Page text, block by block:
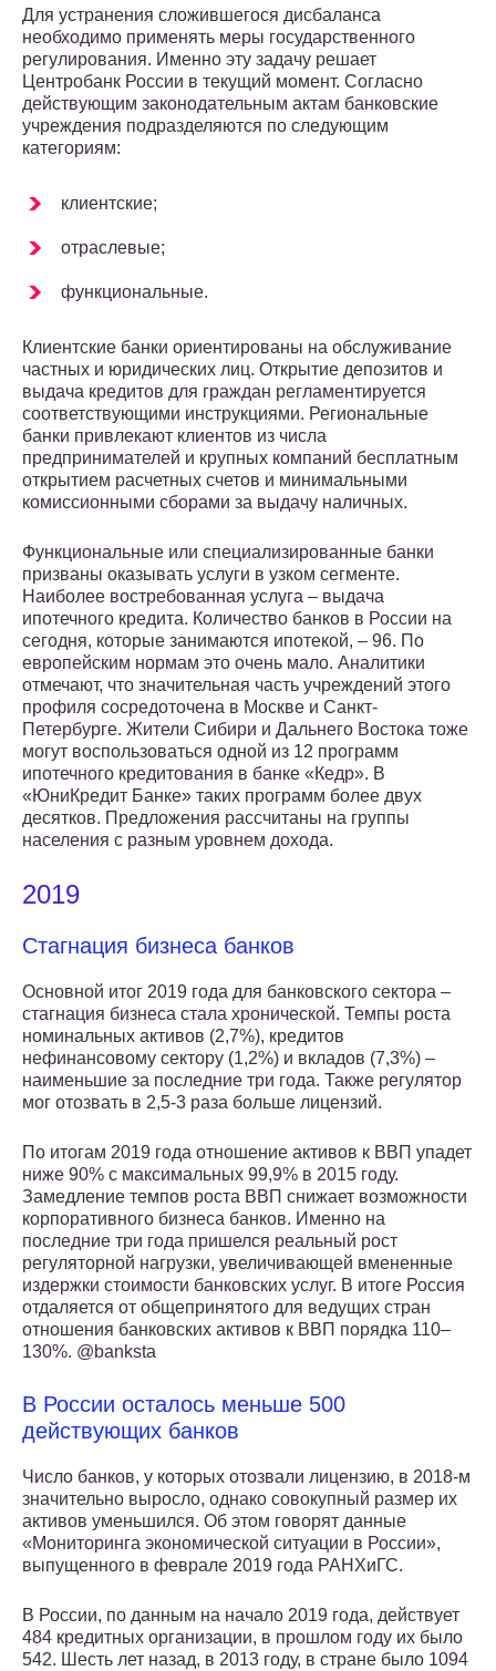
Для устранения сложившегося дисбаланса
необходимо применять меры государственного
регулирования. Именно эту задачу решает
Центробанк России в текущий момент. Согласно
действующим законодательным актам банковские
учреждения подразделяются по следующим
категориям:
клиентские;
отраслевые;
функциональные.
Клиентские банки ориентированы на обслуживание
частных и юридических лиц. Открытие депозитов и
выдача кредитов для граждан регламентируется
соответствующими инструкциями. Региональные
банки привлекают клиентов из числа
предпринимателей и крупных компаний бесплатным
открытием расчетных счетов и минимальными
комиссионными сборами за выдачу наличных.
Функциональные или специализированные банки
призваны оказывать услуги в узком сегменте.
Наиболее востребованная услуга – выдача
ипотечного кредита. Количество банков в России на
сегодня, которые занимаются ипотекой, – 96. По
европейским нормам это очень мало. Аналитики
отмечают, что значительная часть учреждений этого
профиля сосредоточена в Москве и Санкт-
Петербурге. Жители Сибири и Дальнего Востока тоже
могут воспользоваться одной из 12 программ
ипотечного кредитования в банке «Кедр». В
«ЮниКредит Банке» таких программ более двух
десятков. Предложения рассчитаны на группы
населения с разным уровнем дохода.
2019
Стагнация бизнеса банков
Основной итог 2019 года для банковского сектора –
стагнация бизнеса стала хронической. Темпы роста
номинальных активов (2,7%), кредитов
нефинансовому сектору (1,2%) и вкладов (7,3%) –
наименьшие за последние три года. Также регулятор
мог отозвать в 2,5-3 раза больше лицензий.
По итогам 2019 года отношение активов к ВВП упадет
ниже 90% с максимальных 99,9% в 2015 году.
Замедление темпов роста ВВП снижает возможности
корпоративного бизнеса банков. Именно на
последние три года пришелся реальный рост
регуляторной нагрузки, увеличивающей вмененные
издержки стоимости банковских услуг. В итоге Россия
отдаляется от общепринятого для ведущих стран
отношения банковских активов к ВВП порядка 110–
130%. @banksta
В России осталось меньше 500
действующих банков
Число банков, у которых отозвали лицензию, в 2018‑м
значительно выросло, однако совокупный размер их
активов уменьшился. Об этом говорят данные
«Мониторинга экономической ситуации в России»,
выпущенного в феврале 2019 года РАНХиГС.
В России, по данным на начало 2019 года, действует
484 кредитных организации, в прошлом году их было
542. Шесть лет назад, в 2013 году, в стране было 1094